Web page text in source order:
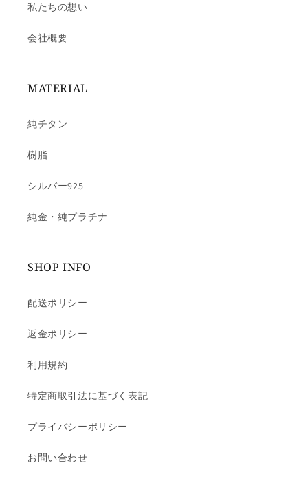
私たちの想い
会社概要
MATERIAL
純チタン
樹脂
シルバー925
純金・純プラチナ
SHOP INFO
配送ポリシー
返金ポリシー
利用規約
特定商取引法に基づく表記
プライバシーポリシー
お問い合わせ